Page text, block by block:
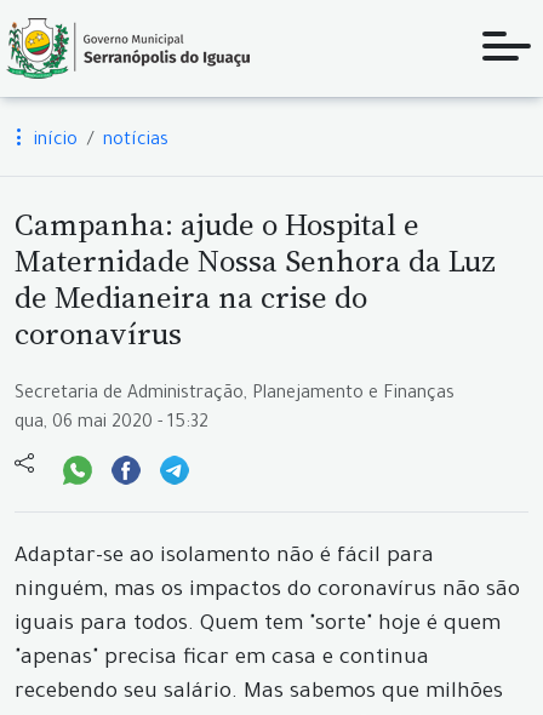
início notícias
Campanha: ajude o Hospital e
Maternidade Nossa Senhora da Luz
de Medianeira na crise do
coronavírus
Secretaria de Administração, Planejamento e Finanças
qua, 06 mai 2020 - 15:32
Adaptar-se ao isolamento não é fácil para
ninguém, mas os impactos do coronavírus não são
iguais para todos. Quem tem "sorte" hoje é quem
"apenas" precisa ficar em casa e continua
recebendo seu salário. Mas sabemos que milhões